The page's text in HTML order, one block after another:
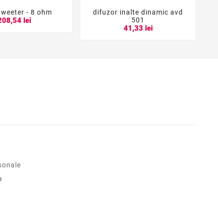

- 8 ohm
lei 
difuzor inalte dinamic avd
501
41,33 lei